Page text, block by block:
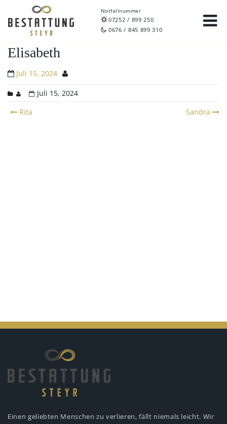
Notfallnummer
07252 / 899 250
0676 / 845 899 310
Elisabeth
Juli 15, 2024
Juli 15, 2024
Post
Rita Sandra
Einen geliebten Menschen zu verlieren, fällt niemals leicht. Wir